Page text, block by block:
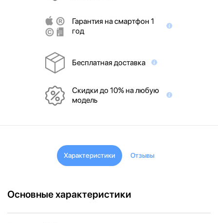
Гарантия на смартфон 1
год
Бесплатная доставка
Скидки до 10% на любую
модель
Характеристики Отзывы
Основные характеристики